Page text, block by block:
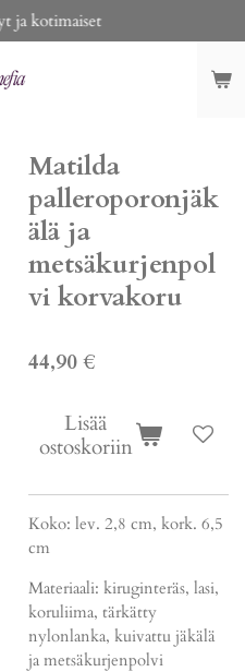
ja kotimaiset
Matilda
palleroporonjäk
älä ja
metsäkurjenpol
vi korvakoru
44,90 €
Lisää
ostoskoriin
Koko: lev. 2,8 cm, kork. 6,5
cm
Materiaali: kiruginteräs, lasi,
koruliima, tärkätty
nylonlanka, kuivattu jäkälä
ja metsäkurjenpolvi